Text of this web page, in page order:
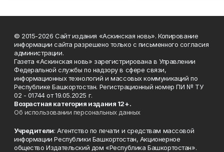
© 2015-2026 Сайт издания «Аскинская новь». Копирование
информации сайта разрешено только с письменного согласия
администрации.
Газета «Аскинская новь» зарегистрирована в Управлении
Федеральной службы по надзору в сфере связи,
информационных технологий и массовых коммуникаций по
Республике Башкортостан. Регистрационный номер ПИ № ТУ
02 - 01744 от 19.05.2025 г.
Возрастная категория издания 12+.
Об использовании персональных данных
Учредители: Агентство по печати и средствам массовой
информации Республики Башкортостан, Акционерное
общество Издательский дом «Республика Башкортостан».